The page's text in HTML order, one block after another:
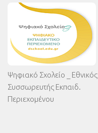
Ψηφιακό Σχολείο _ Εθνικός
Συσσωρευτής Εκπαιδ.
Περιεχομένου